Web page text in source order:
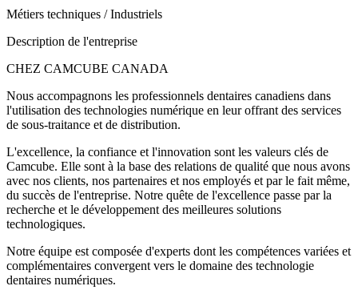
Métiers techniques / Industriels
Description de l'entreprise
CHEZ CAMCUBE CANADA
Nous accompagnons les professionnels dentaires canadiens dans
l'utilisation des technologies numérique en leur offrant des services
de sous-traitance et de distribution.
L'excellence, la confiance et l'innovation sont les valeurs clés de
Camcube. Elle sont à la base des relations de qualité que nous avons
avec nos clients, nos partenaires et nos employés et par le fait même,
du succès de l'entreprise. Notre quête de l'excellence passe par la
recherche et le développement des meilleures solutions
technologiques.
Notre équipe est composée d'experts dont les compétences variées et
complémentaires convergent vers le domaine des technologie
dentaires numériques.